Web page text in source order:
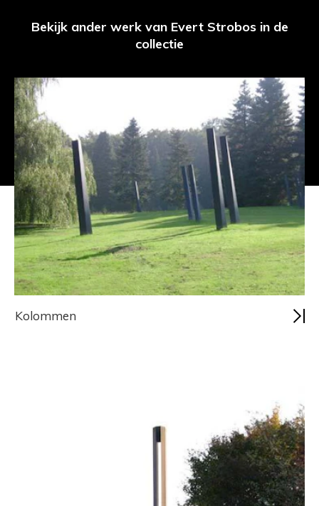
Bekijk ander werk van Evert Strobos in de
collectie
Kolommen